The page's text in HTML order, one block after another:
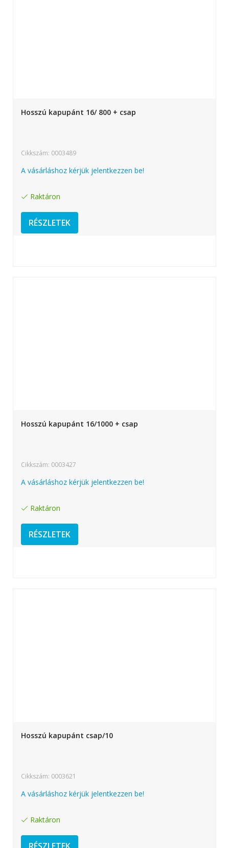
Hosszú kapupánt 16/ 800 + csap
Cikkszám: 0003489
A vásárláshoz kérjük jelentkezzen be!
Raktáron
RÉSZLETEK
Hosszú kapupánt 16/1000 + csap
Cikkszám: 0003427
A vásárláshoz kérjük jelentkezzen be!
Raktáron
RÉSZLETEK
Hosszú kapupánt csap/10
Cikkszám: 0003621
A vásárláshoz kérjük jelentkezzen be!
Raktáron